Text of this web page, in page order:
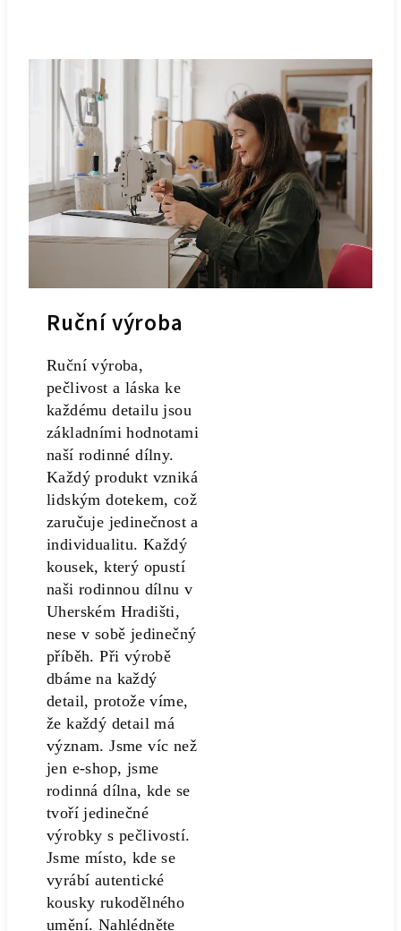
Ruční výroba
Ruční výroba,
pečlivost a láska ke
každému detailu jsou
základními hodnotami
naší rodinné dílny.
Každý produkt vzniká
lidským dotekem, což
zaručuje jedinečnost a
individualitu. Každý
kousek, který opustí
naši rodinnou dílnu v
Uherském Hradišti,
nese v sobě jedinečný
příběh. Při výrobě
dbáme na každý
detail, protože víme,
že každý detail má
význam. Jsme víc než
jen e-shop, jsme
rodinná dílna, kde se
tvoří jedinečné
výrobky s pečlivostí.
Jsme místo, kde se
vyrábí autentické
kousky rukodělného
umění. Nahlédněte